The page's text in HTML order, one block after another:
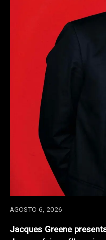
AGOSTO 6, 2026
Jacques Greene